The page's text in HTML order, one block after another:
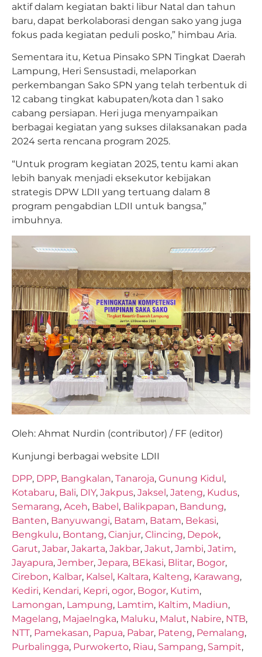
aktif dalam kegiatan bakti libur Natal dan tahun
baru, dapat berkolaborasi dengan sako yang juga
fokus pada kegiatan peduli posko,” himbau Aria.
Sementara itu, Ketua Pinsako SPN Tingkat Daerah
Lampung, Heri Sensustadi, melaporkan
perkembangan Sako SPN yang telah terbentuk di
12 cabang tingkat kabupaten/kota dan 1 sako
cabang persiapan. Heri juga menyampaikan
berbagai kegiatan yang sukses dilaksanakan pada
2024 serta rencana program 2025.
“Untuk program kegiatan 2025, tentu kami akan
lebih banyak menjadi eksekutor kebijakan
strategis DPW LDII yang tertuang dalam 8
program pengabdian LDII untuk bangsa,”
imbuhnya.
Oleh: Ahmat Nurdin (contributor) / FF (editor)
Kunjungi berbagai website LDII
DPP, DPP, Bangkalan, Tanaroja, Gunung Kidul ,
Kotabaru, Bali, DIY, Jakpus, Jaksel , Jateng, Kudus,
Semarang, Aceh, Babel , Balikpapan, Bandung,
Banten, Banyuwangi, Batam, Batam, Bekasi,
Bengkulu, Bontang, Cianjur, Clincing, Depok,
Garut, Jabar, Jakarta, Jakbar, Jakut, Jambi, Jatim,
Jayapura, Jember, Jepara, BEkasi, Blitar, Bogor,
Cirebon, Kalbar, Kalsel , Kaltara, Kalteng, Karawang,
Kediri, Kendari, Kepri, ogor, Bogor, Kutim,
Lamongan, Lampung, Lamtim, Kaltim, Madiun,
Magelang, Majaelngka, Maluku, Malut, Nabire, NTB,
NTT, Pamekasan, Papua, Pabar, Pateng, Pemalang,
Purbalingga, Purwokerto, Riau, Sampang, Sampit,